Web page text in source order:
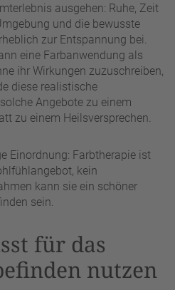
ausgehen: Ruhe, Zeit
und die bewusste
zur Entspannung bei.
eine Farbanwendung als
ihr Wirkungen zuzuschreiben,
diese realistische
Angebote zu einem
zu einem Heilsversprechen.
Einordnung: Farbtherapie ist
kein
kann sie ein schöner
sein.
für das
nutzen